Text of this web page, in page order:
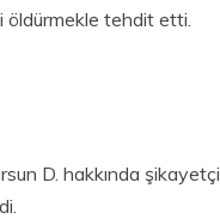
öldürmekle tehdit etti.
D. hakkında şikayetçi